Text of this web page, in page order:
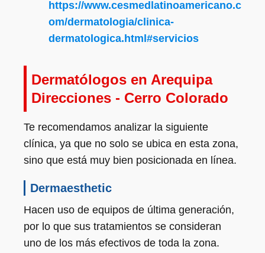
https://www.cesmedlatinoamericano.c
om/dermatologia/clinica-
dermatologica.html#servicios
Dermatólogos en Arequipa
Direcciones - Cerro Colorado
Te recomendamos analizar la siguiente
clínica, ya que no solo se ubica en esta zona,
sino que está muy bien posicionada en línea.
Dermaesthetic
Hacen uso de equipos de última generación,
por lo que sus tratamientos se consideran
uno de los más efectivos de toda la zona.